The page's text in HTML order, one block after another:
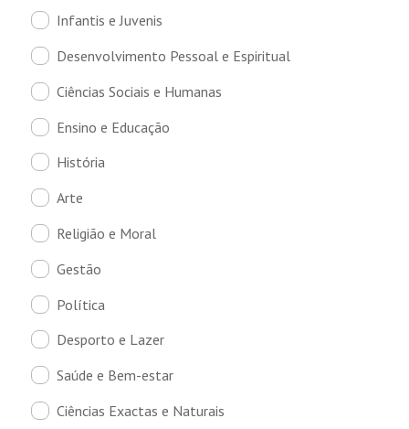
Infantis e Juvenis
Desenvolvimento Pessoal e Espiritual
Ciências Sociais e Humanas
Ensino e Educação
História
Arte
Religião e Moral
Gestão
Política
Desporto e Lazer
Saúde e Bem-estar
Ciências Exactas e Naturais